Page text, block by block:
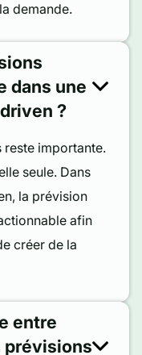
demande.
dans une
?
reste importante.
seule. Dans
la prévision
afin
créer de la
entre
prévisions